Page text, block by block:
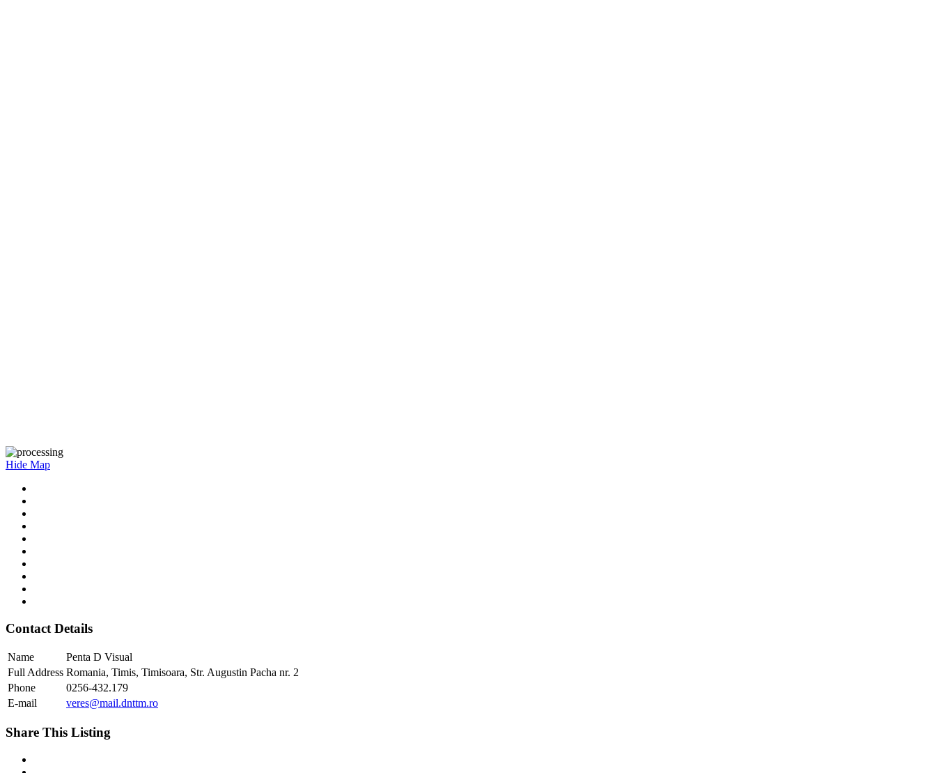
Hide Map
Contact Details
Name
Penta D Visual
Full Address Romania, Timis, Timisoara, Str. Augustin Pacha nr. 2
Phone
0256-432.179
E-mail
veres@mail.dnttm.ro
Share This Listing